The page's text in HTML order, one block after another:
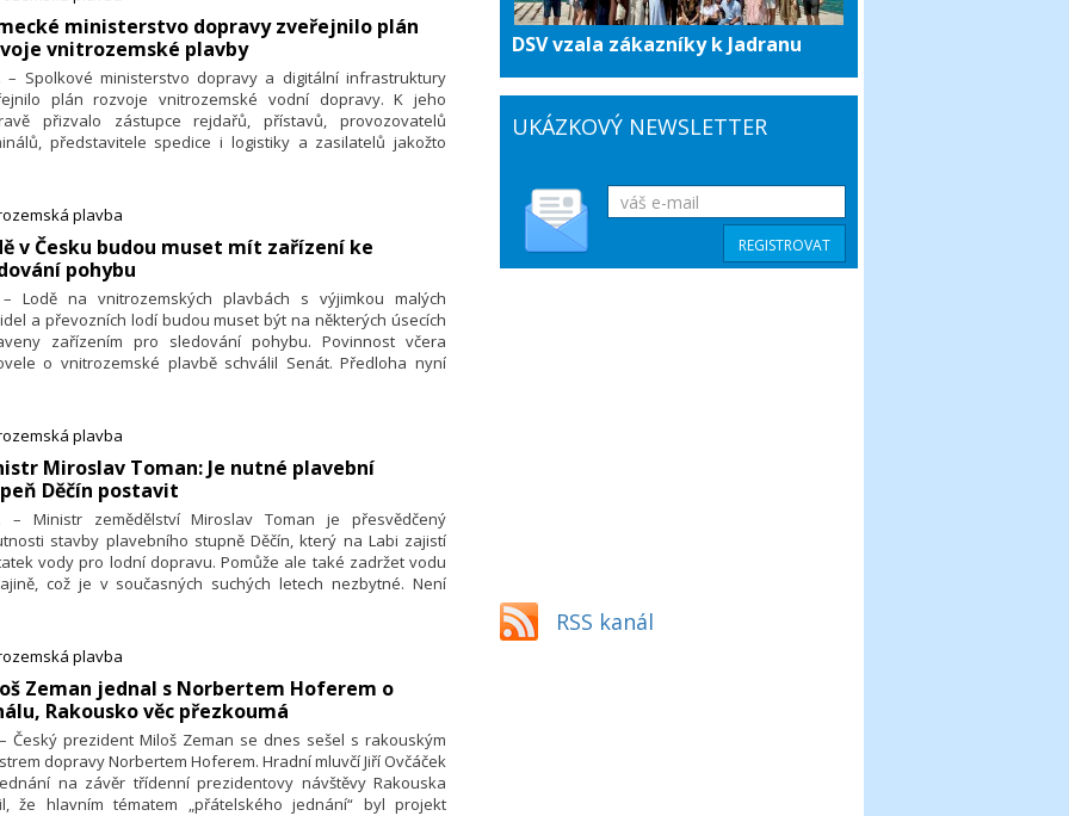
ministerstvo dopravy zveřejnilo plán
vnitrozemské plavby
– Spolkové ministerstvo dopravy a digitální infrastruktury
plán rozvoje vnitrozemské vodní dopravy. K jeho
přizvalo zástupce rejdařů, přístavů, provozovatelů
představitele spedice i logistiky a zasilatelů jakožto
plavba
v Česku budou muset mít zařízení ke
pohybu
– Lodě na vnitrozemských plavbách s výjimkou malých
a převozních lodí budou muset být na některých úsecích
zařízením pro sledování pohybu. Povinnost včera
o vnitrozemské plavbě schválil Senát. Předloha nyní
plavba
Miroslav Toman: Je nutné plavební
Děčín postavit
– Ministr zemědělství Miroslav Toman je přesvědčený
stavby plavebního stupně Děčín, který na Labi zajistí
vody pro lodní dopravu. Pomůže ale také zadržet vodu
což je v současných suchých letech nezbytné. Není
na zámku v Děčíně.
plavba
Zeman jednal s Norbertem Hoferem o
Rakousko věc přezkoumá
Český prezident Miloš Zeman se dnes sešel s rakouským
dopravy Norbertem Hoferem. Hradní mluvčí Jiří Ovčáček
na závěr třídenní prezidentovy návštěvy Rakouska
že hlavním tématem „přátelského jednání“ byl projekt
DSV vzala zákazníky k Jadranu
UKÁZKOVÝ NEWSLETTER
RSS kanál